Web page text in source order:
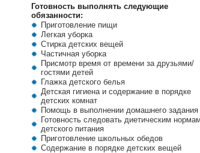
Готовность выполнять следующие
обязанности:
Приготовление пищи
Легкая уборка
Стирка детских вещей
Частичная уборка
Присмотр время от времени за друзьями/
гостями детей
Глажка детского белья
Детская гигиена и содержание в порядке
детских комнат
Помощь в выполнении домашнего задания
Готовность следовать диетическим нормам
детского питания
Приготовление школьных обедов
Содержание в порядке детских вещей